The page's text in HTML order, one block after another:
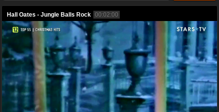
Hall Oates - Jungle Balls Rock 00:02:00